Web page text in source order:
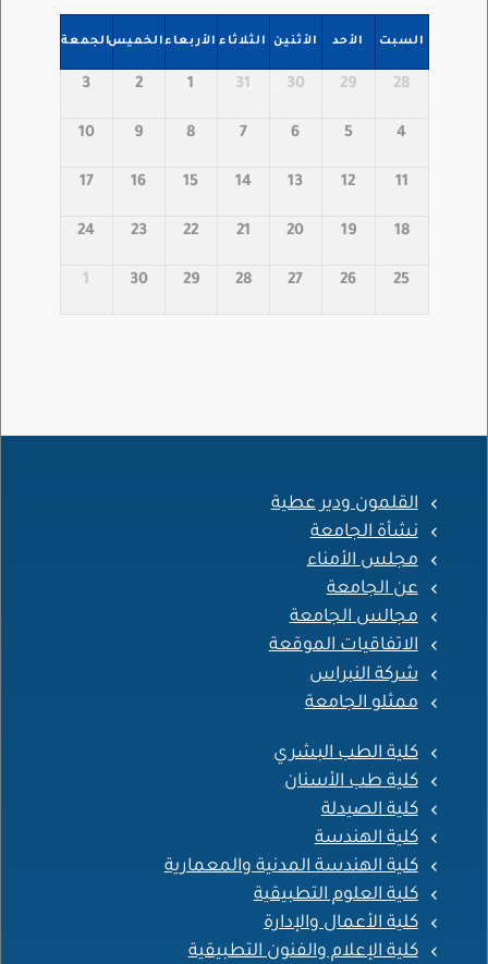
السبت الأحد الأثنين الثلاثاء الأربعاءالخميسالجمعة
28
29
30
31
1
2
3
4
5
6
7
8
9
10
11
12
13
14
15
16
17
18
19
20
21
22
23
24
25
26
27
28
29
30
1
القلمون ودير عطية
نشأة الجامعة
مجلس الأمناء
عن الجامعة
مجالس الجامعة
الاتفاقيات الموقعة
شركة النبراس
ممثلو الجامعة
كلية الطب البشري
كلية طب الأسنان
كلية الصيدلة
كلية الهندسة
كلية الهندسة المدنية والمعمارية
كلية العلوم التطبيقية
كلية الأعمال والإدارة
كلية الإعلام والفنون التطبيقية